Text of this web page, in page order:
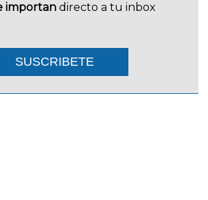
importan directo a tu inbox
SUSCRIBETE